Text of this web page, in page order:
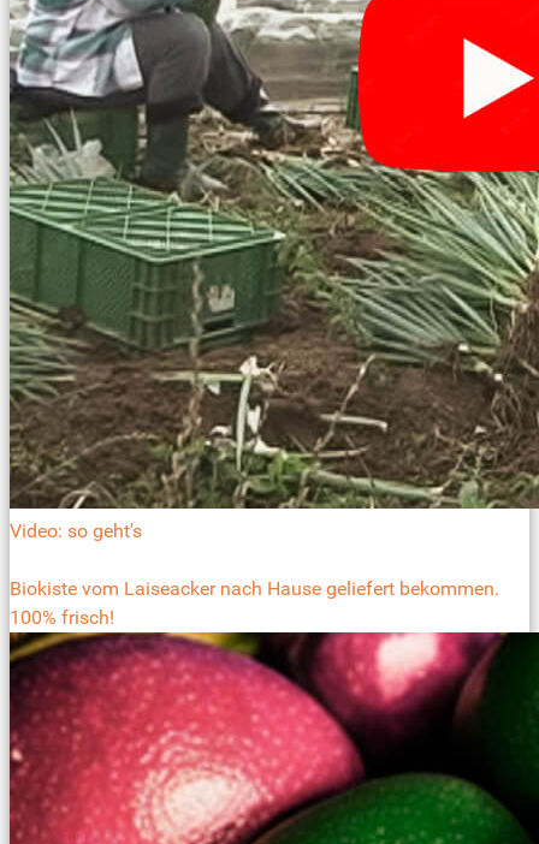
Video: so geht's
Biokiste vom Laiseacker nach Hause geliefert bekommen.
100% frisch!